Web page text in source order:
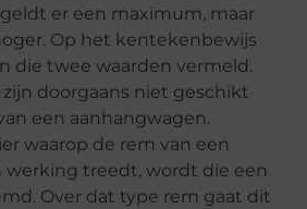
er een maximum, maar
Op het kentekenbewijs
die twee waarden vermeld.
zijn doorgaans niet geschikt
een aanhangwagen.
waarop de rem van een
werking treedt, wordt die een
Over dat type rem gaat dit